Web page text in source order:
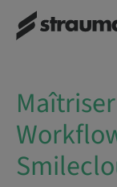
Maîtriser le
Workflow